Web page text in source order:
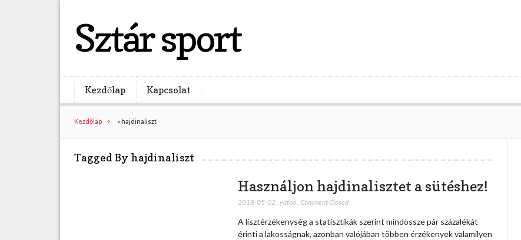
Sztár sport
Kezdőlap Kapcsolat
Kezdőlap » hajdinaliszt
Tagged By hajdinaliszt
Használjon hajdinalisztet a sütéshez!
2018-05-02, yatoo, Comment Closed
A lisztérzékenység a statisztikák szerint mindössze pár százalékát
érinti a lakosságnak, azonban valójában többen érzékenyek valamilyen